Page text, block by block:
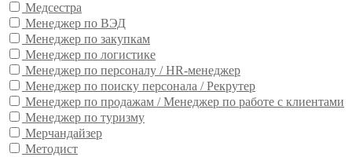
Медсестра
Менеджер по ВЭД
Менеджер по закупкам
Менеджер по логистике
Менеджер по персоналу / HR-менеджер
Менеджер по поиску персонала / Рекрутер
Менеджер по продажам / Менеджер по работе с клиентами
Менеджер по туризму
Мерчандайзер
Методист